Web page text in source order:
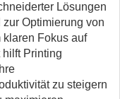
Lösungen
Optimierung von
klaren Fokus auf
Printing
zu steigern